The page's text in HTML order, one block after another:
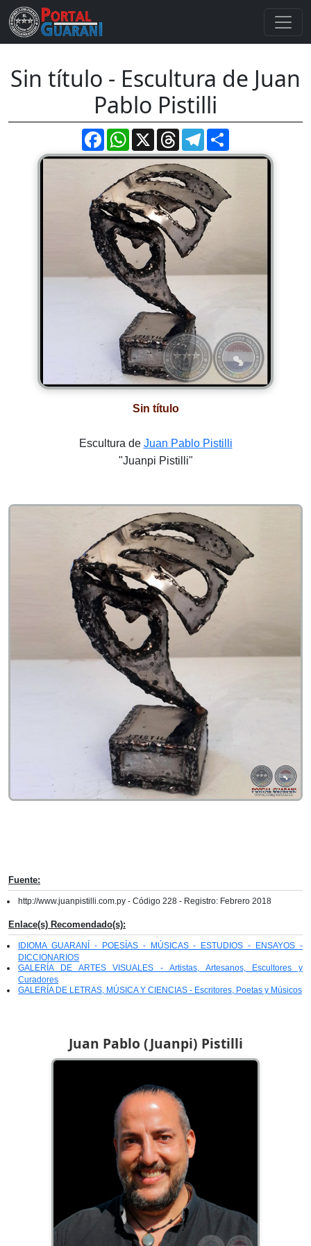
Juan Pablo (Juanpi) Pistilli
Sin título - Escultura de Juan
Pablo Pistilli
FacebookWhatsApp
X ThreadsTelegram
Sin título
Escultura de Juan Pablo Pistilli
"Juanpi Pistilli"
Fuente:
http://www.juanpistilli.com.py - Código 228 - Registro: Febrero 2018
Enlace(s) Recomendado(s):
IDIOMA GUARANÍ - POESÍAS - MÚSICAS - ESTUDIOS - ENSAYOS -
DICCIONARIOS
GALERÍA DE ARTES VISUALES - Artistas, Artesanos, Escultores y
Curadores
GALERÍA DE LETRAS, MÚSICA Y CIENCIAS - Escritores, Poetas y Músicos